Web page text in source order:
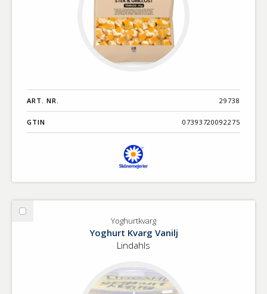
ART. NR. 29738
GTIN 07393720092275
Välj
Yoghurtkvarg
Yoghurt Kvarg Vanilj
Lindahls